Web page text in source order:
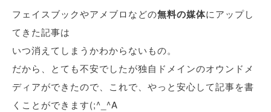
フェイスブックやアメブロなどの無料の媒体にアップし
てきた記事は
いつ消えてしまうかわからないもの。
だから、とても不安でしたが独自ドメインのオウンドメ
ディアができたので、これで、やっと安心して記事を書
くことができます(;^_^A